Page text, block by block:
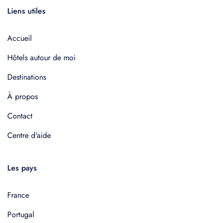
Liens utiles
Accueil
Hôtels autour de moi
Destinations
À propos
Contact
Centre d'aide
Les pays
France
Portugal